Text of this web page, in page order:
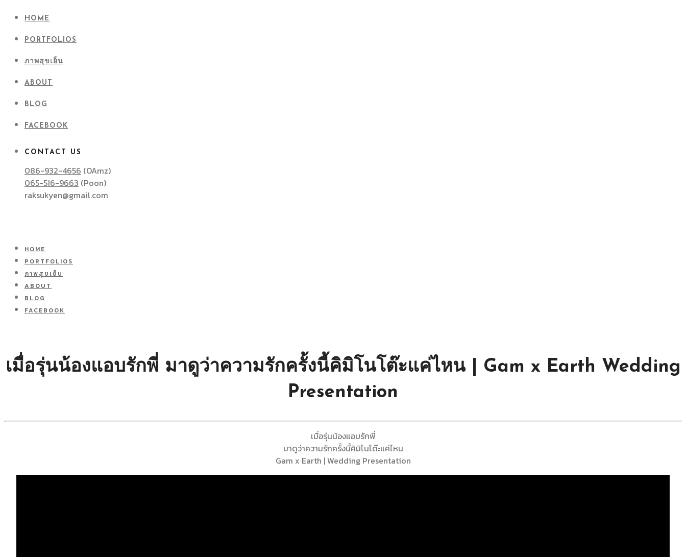
HOME
PORTFOLIOS
ภาพสุขเย็น
ABOUT
BLOG
FACEBOOK
CONTACT US
086-932-4656 (OAmz)
065-516-9663 (Poon)
raksukyen@gmail.com
HOME
PORTFOLIOS
ภาพสุขเย็น
ABOUT
BLOG
FACEBOOK
เมื่อรุ่นน้องแอบรักพี่ มาดูว่าความรักครั้งนี้คิมิโนโต๊ะแค่ไหน | Gam x Earth Wedding
Presentation
เมื่อรุ่นน้องแอบรักพี่
มาดูว่าความรักครั้งนี้คิมิโนโต๊ะแค่ไหน
Gam x Earth | Wedding Presentation